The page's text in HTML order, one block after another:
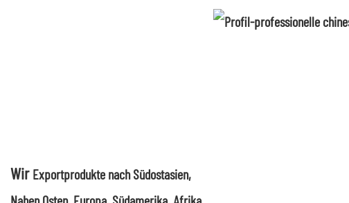
Wir Exportprodukte nach Südostasien,